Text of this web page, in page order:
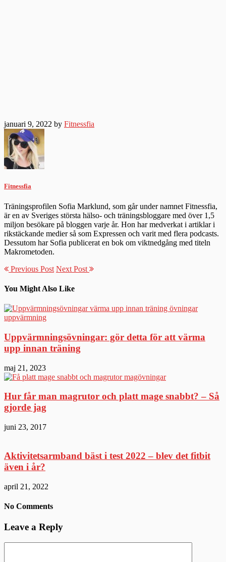
januari 9, 2022 by Fitnessfia
Fitnessfia
Träningsprofilen Sofia Marklund, som går under namnet Fitnessfia,
är en av Sveriges största hälso- och träningsbloggare med över 1,5
miljon besökare på bloggen varje år. Hon har medverkat i artiklar i
rikstäckande medier så som Expressen och varit med flera podcasts.
Dessutom har Sofia publicerat en bok om viktnedgång med titeln
Makrometoden.
Previous Post Next Post
You Might Also Like
Uppvärmningsövningar: gör detta för att värma
upp innan träning
maj 21, 2023
Hur får man magrutor och platt mage snabbt? – Så
gjorde jag
juni 23, 2017
Aktivitetsarmband bäst i test 2022 – blev det fitbit
även i år?
april 21, 2022
No Comments
Leave a Reply